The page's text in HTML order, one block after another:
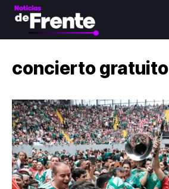
concierto gratuito